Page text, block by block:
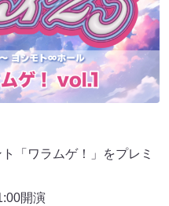
「ワラムゲ！」をプレミ
開演